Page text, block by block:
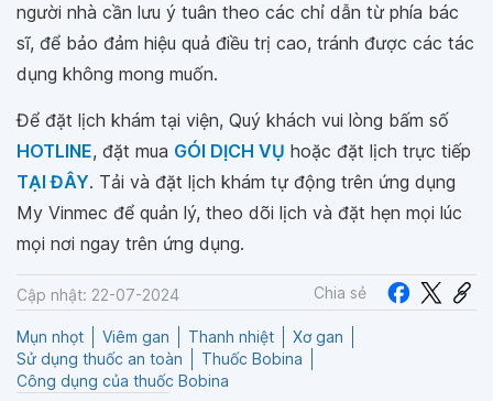
người nhà cần lưu ý tuân theo các chỉ dẫn từ phía bác
sĩ, để bảo đảm hiệu quả điều trị cao, tránh được các tác
dụng không mong muốn.
Để đặt lịch khám tại viện, Quý khách vui lòng bấm số
HOTLINE, đặt mua GÓI DỊCH VỤ hoặc đặt lịch trực tiếp
TẠI ĐÂY. Tải và đặt lịch khám tự động trên ứng dụng
My Vinmec để quản lý, theo dõi lịch và đặt hẹn mọi lúc
mọi nơi ngay trên ứng dụng.
Cập nhật: 22-07-2024 Chia sẻ
Mụn nhọt Viêm gan Thanh nhiệt
Xơ gan
Sử dụng thuốc an toàn
Thuốc Bobina
Công dụng của thuốc Bobina